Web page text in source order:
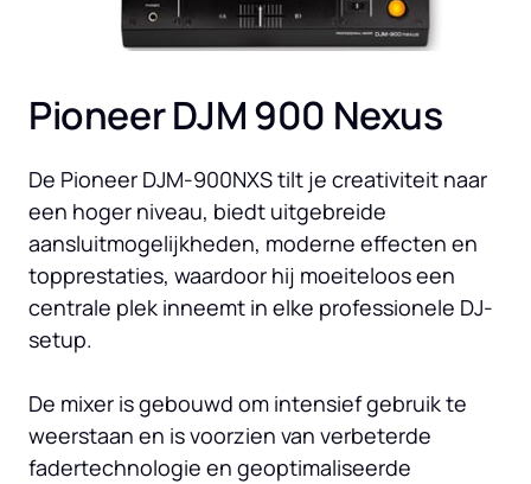
Pioneer DJM 900 Nexus
De Pioneer DJM-900NXS tilt je creativiteit naar
een hoger niveau, biedt uitgebreide
aansluitmogelijkheden, moderne effecten en
topprestaties, waardoor hij moeiteloos een
centrale plek inneemt in elke professionele DJ-
setup.
De mixer is gebouwd om intensief gebruik te
weerstaan en is voorzien van verbeterde
fadertechnologie en geoptimaliseerde